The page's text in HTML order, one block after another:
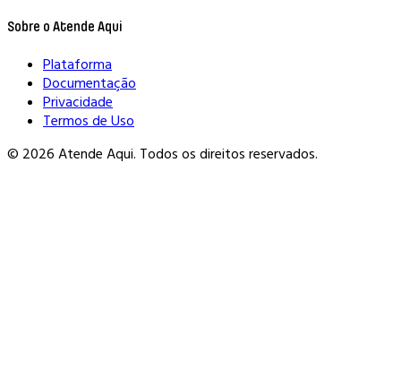
Sobre o Atende Aqui
Plataforma
Documentação
Privacidade
Termos de Uso
© 2026 Atende Aqui. Todos os direitos reservados.